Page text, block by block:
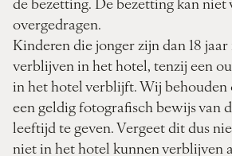
overgedragen.
Kinderen die jonger zijn dan 18
verblijven in het hotel, tenzij een
in het hotel verblijft. Wij behouden
een geldig fotografisch bewijs van
leeftijd te geven. Vergeet dit dus
niet in het hotel kunnen verblijven